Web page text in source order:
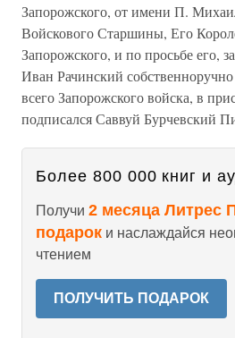
Запорожского, от имени П.
Войскового Старшины, Его
Запорожского, и по просьбе его,
Иван Рачинский
всего Запорожского войска, в
подписался Саввуй Бурчевский
Более 800 000 книг и
Получи 2 месяца Литрес
подарок и наслаждайся
чтением
ПОЛУЧИТЬ ПОДАРОК